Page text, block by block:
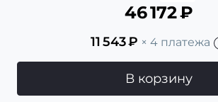
46 172₽
11 543₽ × 4 платежа
В корзину